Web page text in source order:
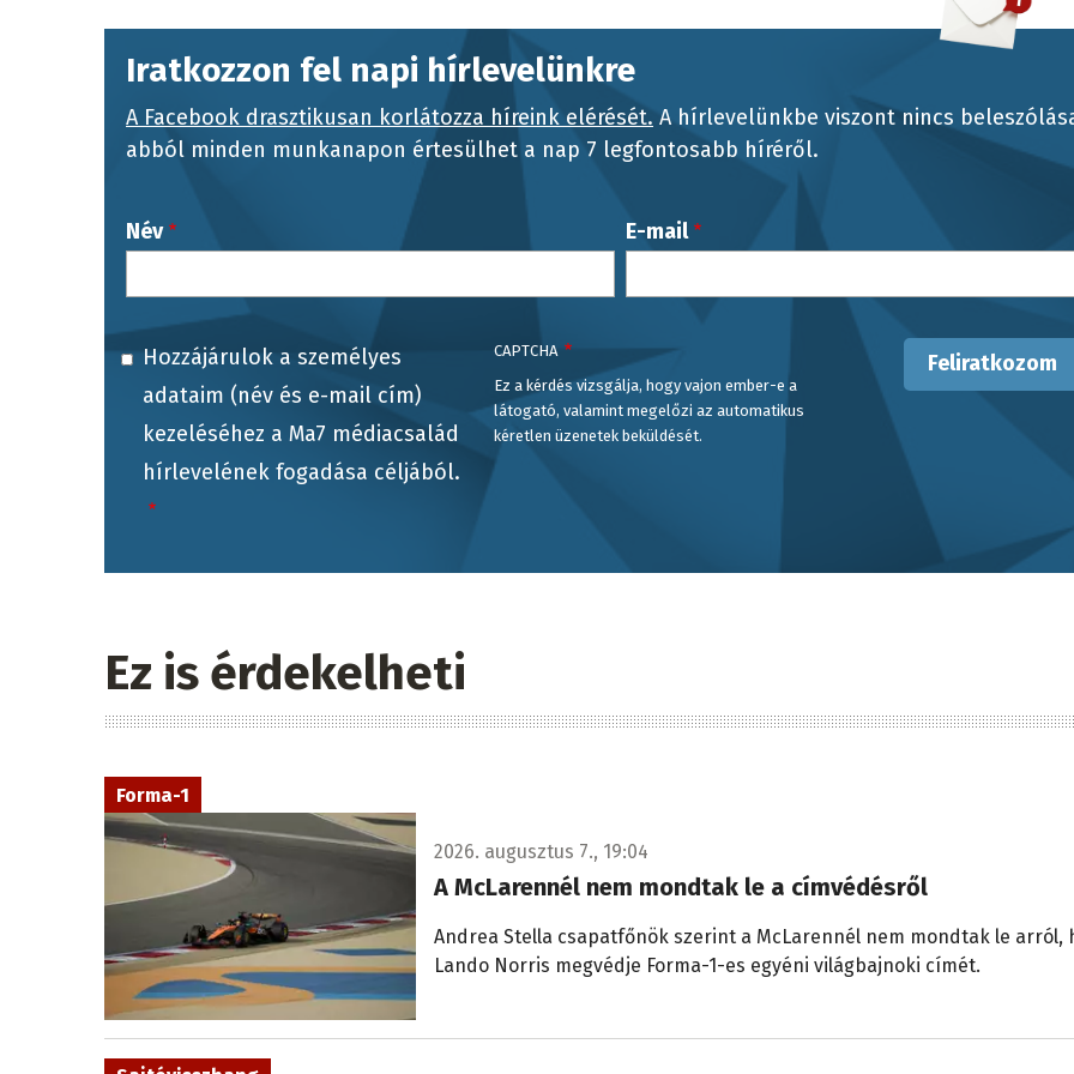
Iratkozzon fel napi hírlevelünkre
A Facebook drasztikusan korlátozza híreink elérését. A hírlevelünkbe viszont nincs
abból minden munkanapon értesülhet a nap 7 legfontosabb híréről.
Név E-mail
Hozzájárulok a személyes
adataim (név és e-mail cím)
kezeléséhez a Ma7 médiacsalád
hírlevelének fogadása céljából.
CAPTCHA
Ez a kérdés vizsgálja, hogy vajon ember-e a
látogató, valamint megelőzi az automatikus
kéretlen üzenetek beküldését.
Ez is érdekelheti
Forma-1
2026. augusztus 7., 19:04
A McLarennél nem mondtak le a címvédésről
Andrea Stella csapatfőnök szerint a McLarennél nem mondtak le arról,
Lando Norris megvédje Forma-1-es egyéni világbajnoki címét.